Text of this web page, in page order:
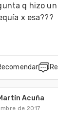
q hizo
x esa???
Acuña
de 2017